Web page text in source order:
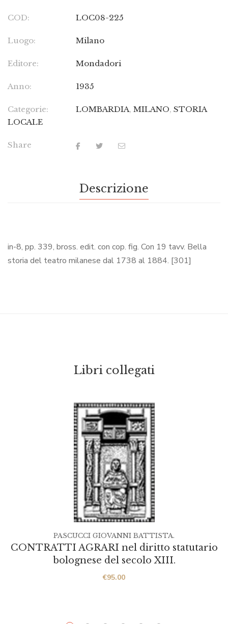
COD: LOC08-225
Luogo: Milano
Editore: Mondadori
Anno: 1935
Categorie: LOMBARDIA, MILANO, STORIA
LOCALE
Share
Descrizione
in-8, pp. 339, bross. edit. con cop. fig. Con 19 tavv. Bella
storia del teatro milanese dal 1738 al 1884. [301]
Libri collegati
CONTRATTI AGRARI nel diritto statutario
bolognese del secolo XIII.
€95.00
PASCUCCI GIOVANNI BATTISTA.